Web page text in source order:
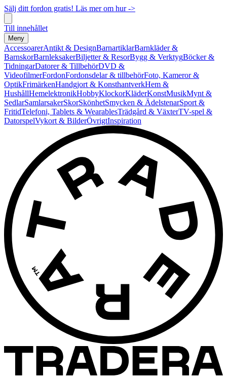
Sälj ditt fordon gratis! Läs mer om hur ->
Till innehållet
Meny
AccessoarerAntikt & DesignBarnartiklarBarnkläder &
BarnskorBarnleksakerBiljetter & ResorBygg & VerktygBöcker &
TidningarDatorer & TillbehörDVD &
VideofilmerFordonFordonsdelar & tillbehörFoto, Kameror &
OptikFrimärkenHandgjort & KonsthantverkHem &
HushållHemelektronikHobbyKlockorKläderKonstMusikMynt &
SedlarSamlarsakerSkorSkönhetSmycken & ÄdelstenarSport &
FritidTelefoni, Tablets & WearablesTrädgård & VäxterTV-spel &
DatorspelVykort & BilderÖvrigtInspiration